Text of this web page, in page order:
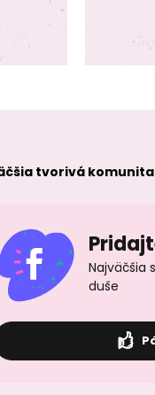
tvorivá komunita
Najväčšia
duše